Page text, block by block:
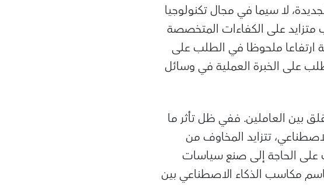
لا سيما في مجال تكنولوجيا
على الكفاءات المتخصصة
ارتفاعا ملحوظا في الطلب على
على الخبرة العملية في وسائل
بين العاملين. ففي ظل تأثر ما
الاصطناعي، تتزايد المخاوف من
الحاجة إلى صنع سياسات
مكاسب الذكاء الاصطناعي بين